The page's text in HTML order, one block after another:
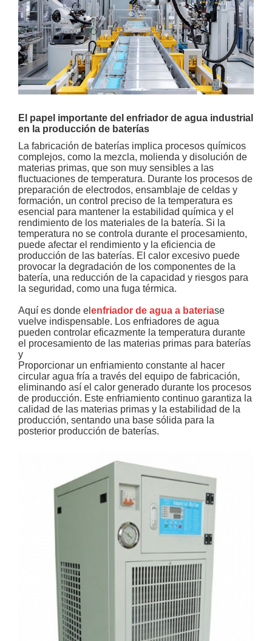
El papel importante del enfriador de agua industrial
en la producción de baterías
La fabricación de baterías implica procesos químicos
complejos, como la mezcla, molienda y disolución de
materias primas, que son muy sensibles a las
fluctuaciones de temperatura. Durante los procesos de
preparación de electrodos, ensamblaje de celdas y
formación, un control preciso de la temperatura es
esencial para mantener la estabilidad química y el
rendimiento de los materiales de la batería. Si la
temperatura no se controla durante el procesamiento,
puede afectar el rendimiento y la eficiencia de
producción de las baterías. El calor excesivo puede
provocar la degradación de los componentes de la
batería, una reducción de la capacidad y riesgos para
la seguridad, como una fuga térmica.
Aquí es donde elenfriador de agua a bateriase
vuelve indispensable. Los enfriadores de agua
pueden controlar eficazmente la temperatura durante
el procesamiento de las materias primas para baterías
y
Proporcionar un enfriamiento constante al hacer
circular agua fría a través del equipo de fabricación,
eliminando así el calor generado durante los procesos
de producción. Este enfriamiento continuo garantiza la
calidad de las materias primas y la estabilidad de la
producción, sentando una base sólida para la
posterior producción de baterías.